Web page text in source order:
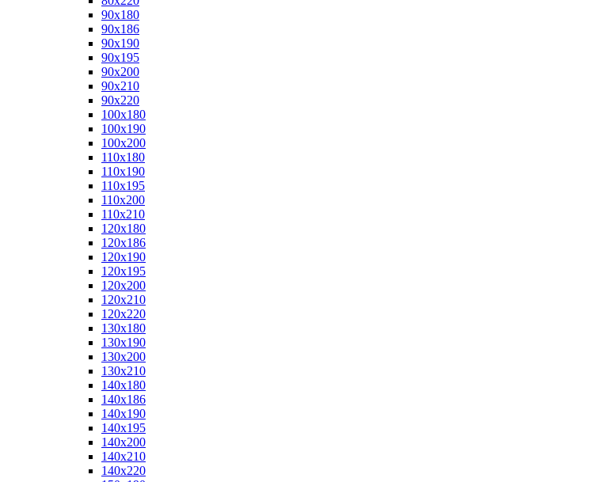
90x180
90x186
90x190
90x195
90x200
90x210
90x220
100x180
100x190
100x200
110x180
110x190
110x195
110x200
110x210
120x180
120x186
120x190
120x195
120x200
120x210
120x220
130x180
130x190
130x200
130x210
140x180
140x186
140x190
140x195
140x200
140x210
140x220